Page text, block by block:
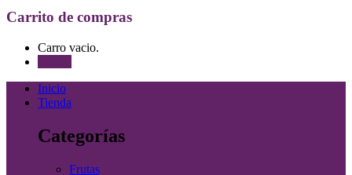
Carrito de compras
Carro vacio.
Inicio
Tienda
Categorías
Frutas